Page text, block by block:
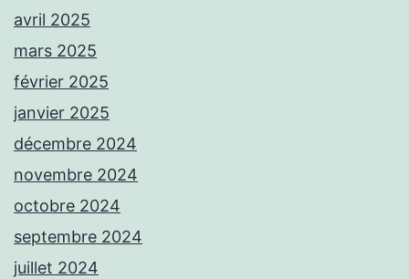
avril 2025
mars 2025
février 2025
janvier 2025
décembre 2024
novembre 2024
octobre 2024
septembre 2024
juillet 2024